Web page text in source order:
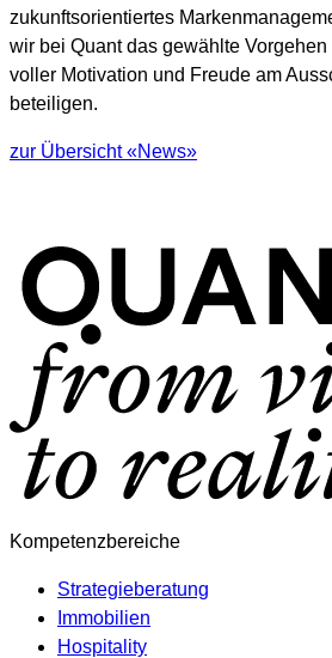
zukunftsorientiertes
wir bei Quant das gewählte
voller Motivation und Freude am
beteiligen.
zur Übersicht «News»
Kompetenzbereiche
Strategieberatung
Immobilien
Hospitality